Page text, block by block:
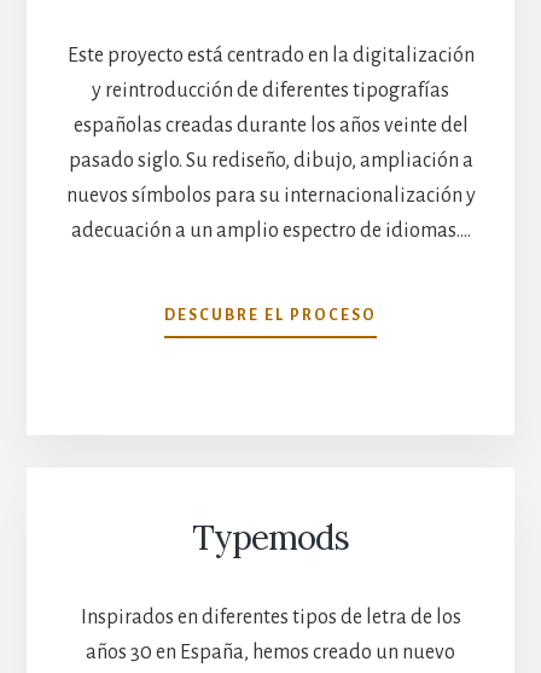
Este proyecto está centrado en la digitalización
y reintroducción de diferentes tipografías
españolas creadas durante los años veinte del
pasado siglo. Su rediseño, dibujo, ampliación a
nuevos símbolos para su internacionalización y
adecuación a un amplio espectro de idiomas.…
DESCUBRE EL PROCESO
Typemods
Inspirados en diferentes tipos de letra de los
años 30 en España, hemos creado un nuevo